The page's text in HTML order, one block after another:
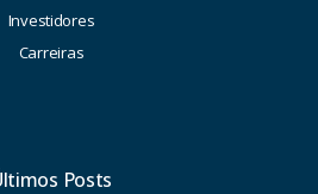
Investidores
Carreiras
Posts